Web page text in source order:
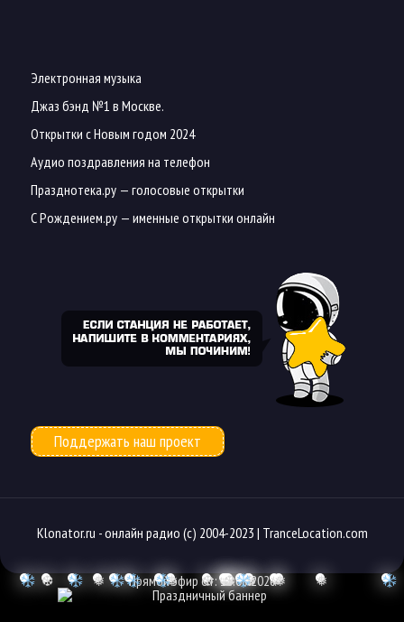
Электронная музыка
Джаз бэнд №1 в Москве.
Открытки с Новым годом 2024
Аудио поздравления на телефон
Празднотека.ру— голосовые открытки
С Рождением.ру— именные открытки онлайн
Поддержать наш проект
Klonator.ru -онлайн радио (с) 2004-2023 | TranceLocation.com
❅
❆
❆
❅ ❅
❅ ❆
❆ ❅
❅
❆ ❆
❆
Прямой эфир от: 10.08.2026